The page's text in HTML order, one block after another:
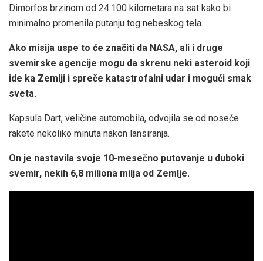
Dimorfos brzinom od 24.100 kilometara na sat kako bi
minimalno promenila putanju tog nebeskog tela.
Ako misija uspe to će značiti da NASA, ali i druge
svemirske agencije mogu da skrenu neki asteroid koji
ide ka Zemlji i spreče katastrofalni udar i mogući smak
sveta.
Kapsula Dart, veličine automobila, odvojila se od noseće
rakete nekoliko minuta nakon lansiranja.
On je nastavila svoje 10-mesečno putovanje u duboki
svemir, nekih 6,8 miliona milja od Zemlje.